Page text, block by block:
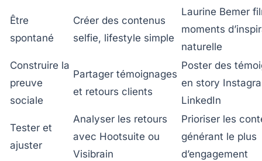
Être
spontané
Créer des contenus
selfie, lifestyle simple
Laurine Bemer
moments
naturelle
Construire la
preuve
sociale
Partager témoignages
et retours clients
Poster des
en story
LinkedIn
Tester et
ajuster
Analyser les retours
avec Hootsuite ou
Visibrain
Prioriser les
générant le plus
d’engagement